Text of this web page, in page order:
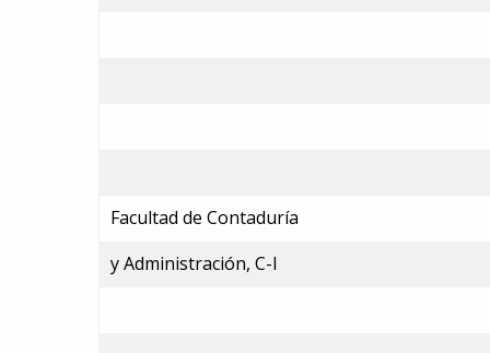
Facultad de Contaduría
y Administración, C-I